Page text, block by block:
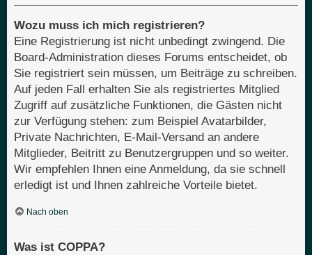
Wozu muss ich mich registrieren?
Eine Registrierung ist nicht unbedingt zwingend. Die
Board-Administration dieses Forums entscheidet, ob
Sie registriert sein müssen, um Beiträge zu schreiben.
Auf jeden Fall erhalten Sie als registriertes Mitglied
Zugriff auf zusätzliche Funktionen, die Gästen nicht
zur Verfügung stehen: zum Beispiel Avatarbilder,
Private Nachrichten, E-Mail-Versand an andere
Mitglieder, Beitritt zu Benutzergruppen und so weiter.
Wir empfehlen Ihnen eine Anmeldung, da sie schnell
erledigt ist und Ihnen zahlreiche Vorteile bietet.
Nach oben
Was ist COPPA?